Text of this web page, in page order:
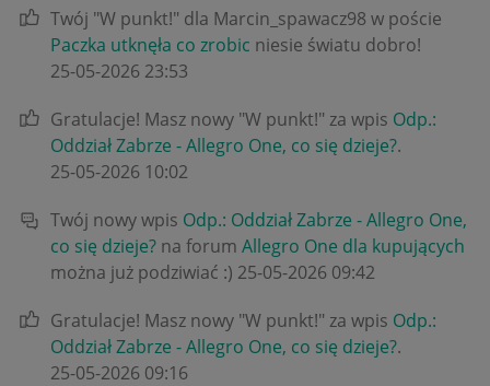
Twój "W punkt!" dla Marcin_spawacz98 w poście
Paczka utknęła co zrobic niesie światu dobro!
‎25-05-2026 23:53
Gratulacje! Masz nowy "W punkt!" za wpis Odp.:
Oddział Zabrze - Allegro One, co się dzieje?.
‎25-05-2026 10:02
Twój nowy wpis Odp.: Oddział Zabrze - Allegro One,
co się dzieje? na forum Allegro One dla kupujących
można już podziwiać :) ‎25-05-2026 09:42
Gratulacje! Masz nowy "W punkt!" za wpis Odp.:
Oddział Zabrze - Allegro One, co się dzieje?.
‎25-05-2026 09:16